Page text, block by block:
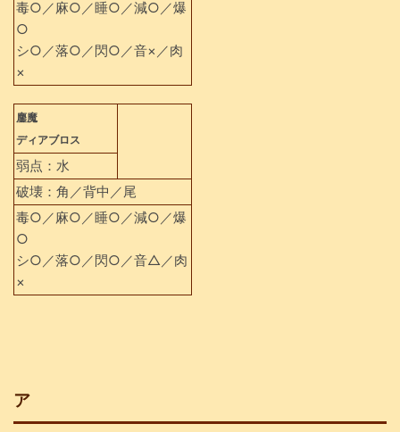
毒○／麻○／睡○／減○／爆
○
シ○／落○／閃○／音×／肉
×
鏖魔
ディアブロス
弱点：水
破壊：角／背中／尾
毒○／麻○／睡○／減○／爆
○
シ○／落○／閃○／音△／肉
×
ア